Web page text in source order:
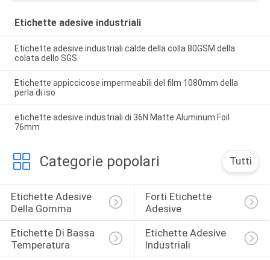
Etichette adesive industriali
Etichette adesive industriali calde della colla 80GSM della
colata dello SGS
Etichette appiccicose impermeabili del film 1080mm della
perla di iso
etichette adesive industriali di 36N Matte Aluminum Foil
76mm
Categorie popolari Tutti
Etichette Adesive
Della Gomma
Forti Etichette
Adesive
Etichette Di Bassa
Temperatura
Etichette Adesive
Industriali